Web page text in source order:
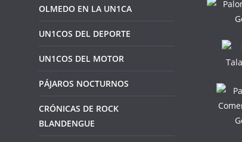
OLMEDO EN LA UN1CA
UN1COS DEL DEPORTE
UN1COS DEL MOTOR
PÁJAROS NOCTURNOS
CRÓNICAS DE ROCK
BLANDENGUE